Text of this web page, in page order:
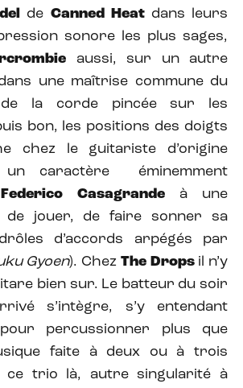
de Canned Heatdans leurs
sonore les plus sages,
aussi, sur un autre
une maîtrise commune du
la corde pincée sur les
bon, les positions des doigts
chez le guitariste d’origine
un caractère éminemment
Federico Casagrande à une
de jouer, de faire sonner sa
d’accords arpégés par
Gyoen). Chez The Dropsil n’y
bien sur. Le batteur du soir
s’intègre, s’y entendant
percussionner plus que
faite à deux ou à trois
ce trio là, autre singularité à